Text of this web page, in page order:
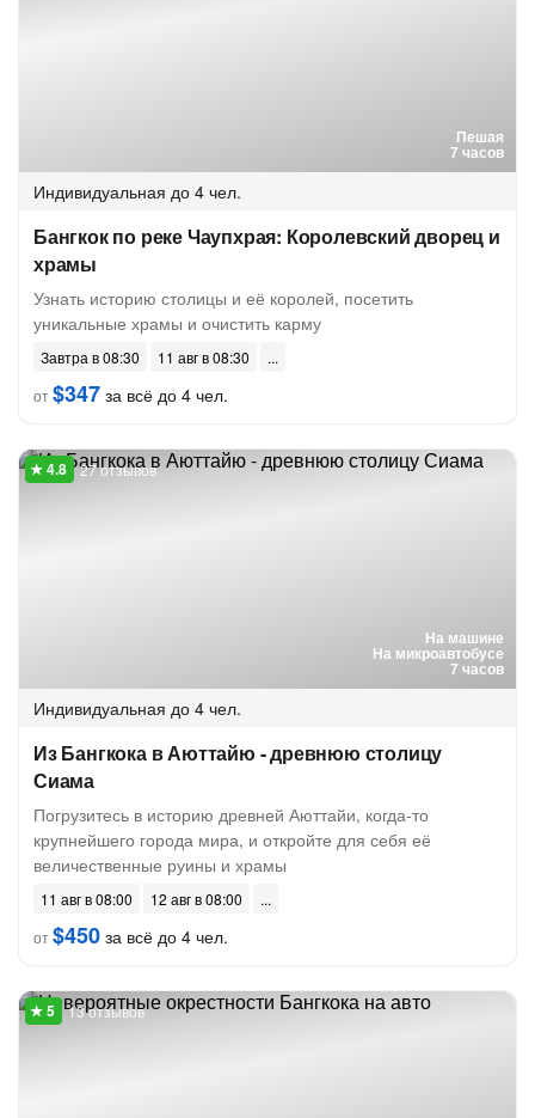
Пешая
7 часов
Индивидуальная до 4 чел.
Бангкок по реке Чаупхрая: Королевский дворец и
храмы
Узнать историю столицы и её королей, посетить
уникальные храмы и очистить карму
Завтра в 08:30
11 авг в 08:30
от$347 за всё до 4 чел.
На машине
На микроавтобусе
7 часов
27 отзывов
Индивидуальная до 4 чел.
Из Бангкока в Аюттайю - древнюю столицу
Сиама
Погрузитесь в историю древней Аюттайи, когда-то
крупнейшего города мира, и откройте для себя её
величественные руины и храмы
11 авг в 08:00
12 авг в 08:00
от$450 за всё до 4 чел.
13 отзывов